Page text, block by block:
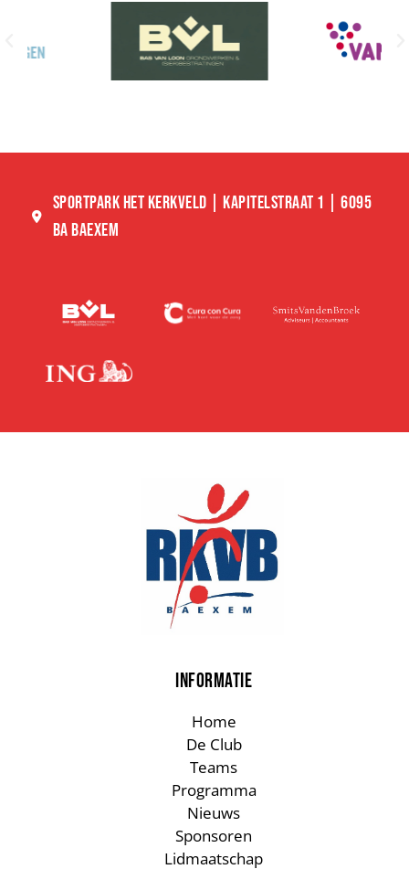
SPORTPARK HET KERKVELD | KAPITELSTRAAT 1 | 6095
BA BAEXEM
INFORMATIE
Home
De Club
Teams
Programma
Nieuws
Sponsoren
Lidmaatschap